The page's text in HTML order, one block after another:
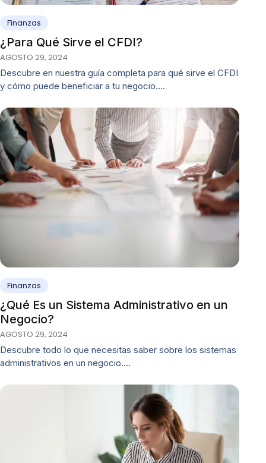
Finanzas
¿Para Qué Sirve el CFDI?
AGOSTO 29, 2024
Descubre en nuestra guía completa para qué sirve el CFDI
y cómo puede beneficiar a tu negocio.…
Finanzas
¿Qué Es un Sistema Administrativo en un
Negocio?
AGOSTO 29, 2024
Descubre todo lo que necesitas saber sobre los sistemas
administrativos en un negocio.…